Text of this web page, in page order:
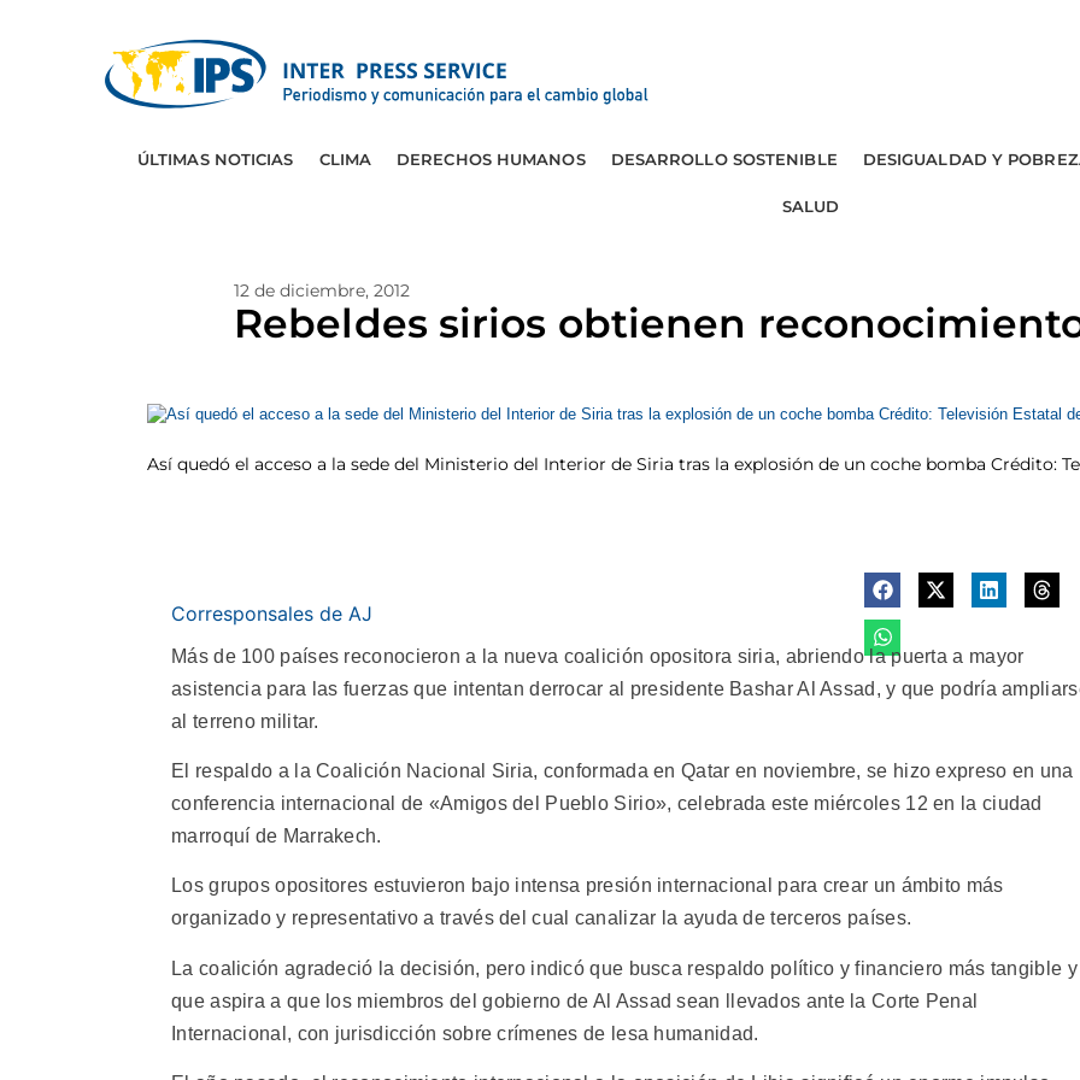
ÚLTIMAS NOTICIAS CLIMA DERECHOS HUMANOS DESARROLLO SOSTENIBLE DESIGUALDAD Y
SALUD
12 de diciembre, 2012
Rebeldes sirios obtienen
Así quedó el acceso a la sede del Ministerio del Interior de Siria tras la explosión de un coche bomba Crédito:
Corresponsales de AJ
Más de 100 países reconocieron a la nueva coalición opositora siria, abriendo la puerta a mayor
asistencia para las fuerzas que intentan derrocar al presidente Bashar Al Assad, y que podría
al terreno militar.
El respaldo a la Coalición Nacional Siria, conformada en Qatar en noviembre, se hizo expreso en una
conferencia internacional de «Amigos del Pueblo Sirio», celebrada este miércoles 12 en la ciudad
marroquí de Marrakech.
Los grupos opositores estuvieron bajo intensa presión internacional para crear un ámbito más
organizado y representativo a través del cual canalizar la ayuda de terceros países.
La coalición agradeció la decisión, pero indicó que busca respaldo político y financiero más tangible y
que aspira a que los miembros del gobierno de Al Assad sean llevados ante la Corte Penal
Internacional, con jurisdicción sobre crímenes de lesa humanidad.